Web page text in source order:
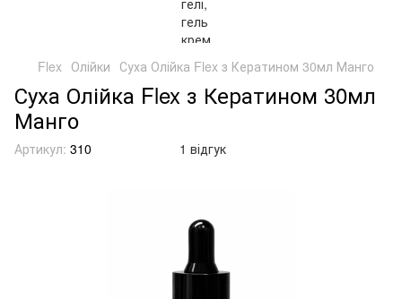
Flex Олійки Суха Олійка Flex з Кератином 30мл Манго
Суха Олійка Flex з Кератином 30мл
Манго
Артикул: 310 1 відгук